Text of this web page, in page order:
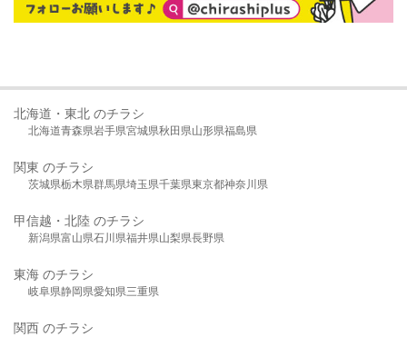
北海道・東北 のチラシ
北海道青森県岩手県宮城県秋田県山形県福島県
関東 のチラシ
茨城県栃木県群馬県埼玉県千葉県東京都神奈川県
甲信越・北陸 のチラシ
新潟県富山県石川県福井県山梨県長野県
東海 のチラシ
岐阜県静岡県愛知県三重県
関西 のチラシ